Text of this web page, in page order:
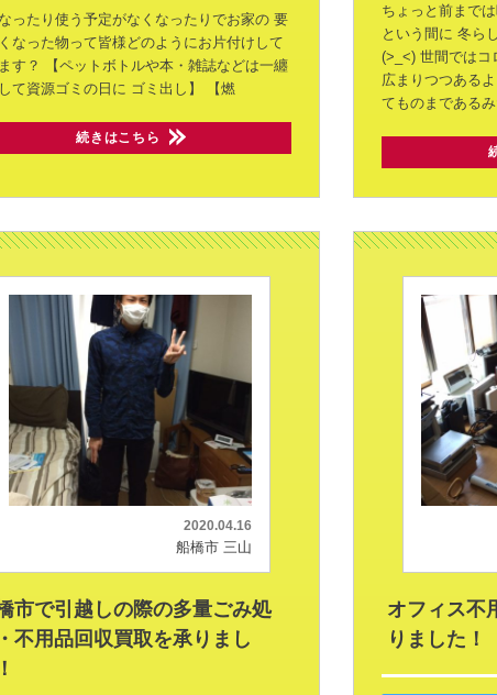
ったり使う予定がなくなったりでお家の 要
なった物って皆様どのようにお片付けして
す？
【ペットボトルや本・雑誌などは一纏
て資源ゴミの日に ゴミ出し】 【燃
続きはこちら
ちょっと前まで
という間に 冬ら
(>_<) 世間ではコ
広まりつつある
てものまであるみ
2020.04.16
船橋市 三山
市で引越しの際の多量ごみ処
不用品回収買取を承りまし
オフィス不
りました！